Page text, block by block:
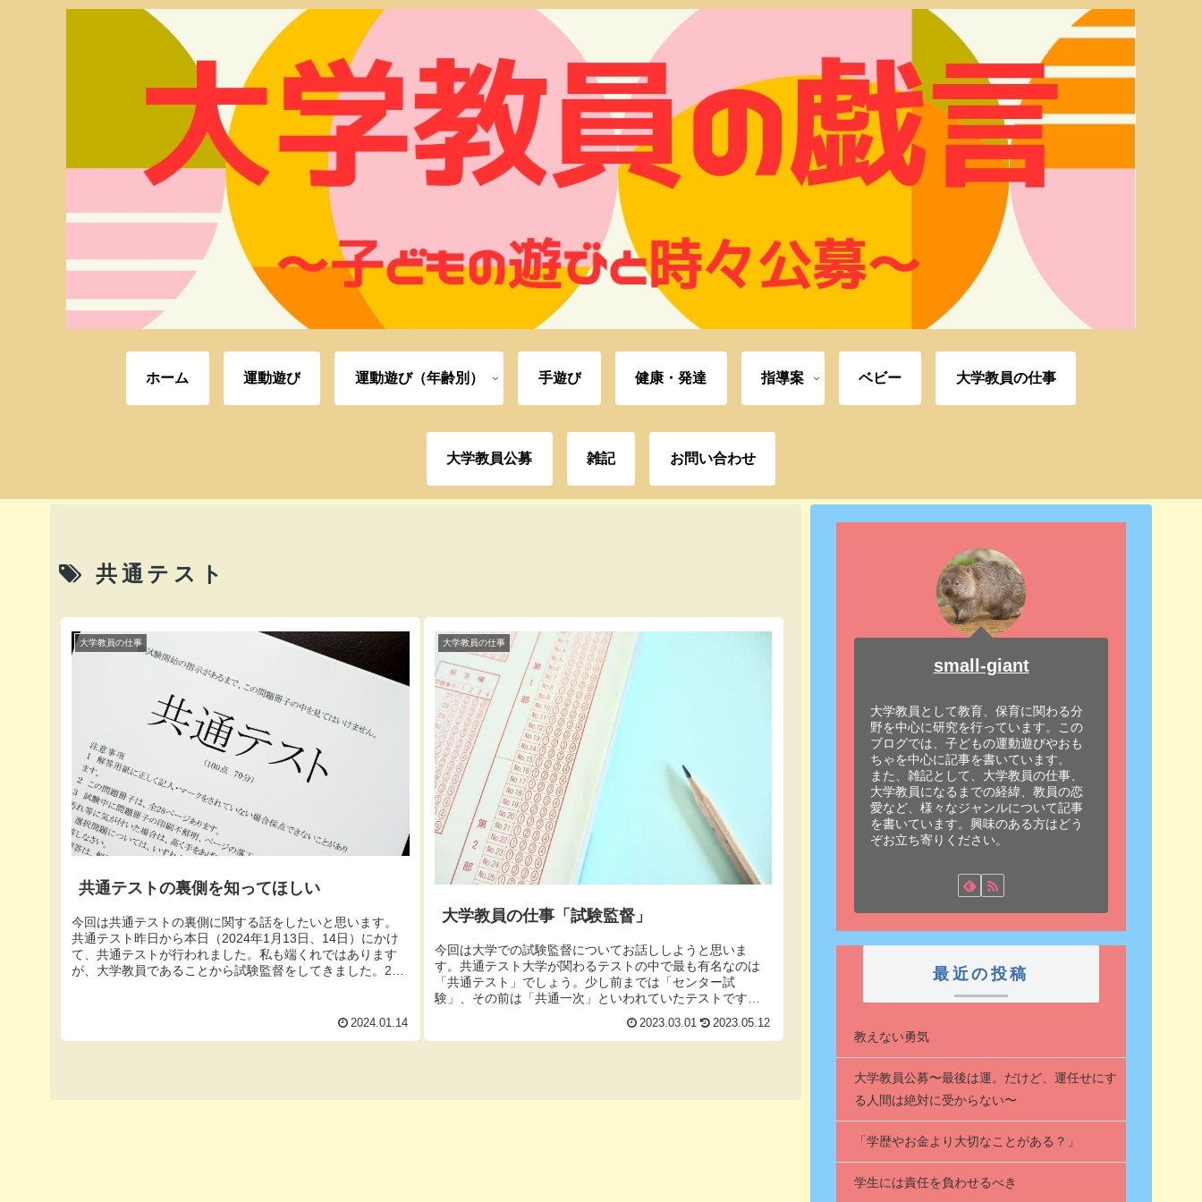
ホーム 運動遊び 運動遊び（年齢別） 手遊び 健康・発達 指導案 ベビー 大学教員の仕事
大学教員公募 雑記 お問い合わせ
共通テスト
大学教員の仕事
共通テストの裏側を知ってほしい
今回は共通テストの裏側に関する話をしたいと思います。
共通テスト昨日から本日（2024年1月13日、14日）にかけ
て、共通テストが行われました。私も端くれではあります
が、大学教員であることから試験監督をしてきました。2週
2024.01.14
大学教員の仕事
大学教員の仕事「試験監督」
今回は大学での試験監督についてお話ししようと思いま
す。共通テスト大学が関わるテストの中で最も有名なのは
「共通テスト」でしょう。少し前までは「センター試
験」、その前は「共通一次」といわれていたテストです。
2023.03.01 2023.05.12
small-giant
大学教員として教育、保育に関わる分
野を中心に研究を行っています。この
ブログでは、子どもの運動遊びやおも
ちゃを中心に記事を書いています。
また、雑記として、大学教員の仕事、
大学教員になるまでの経緯、教員の恋
愛など、様々なジャンルについて記事
を書いています。興味のある方はどう
ぞお立ち寄りください。
最近の投稿
教えない勇気
大学教員公募〜最後は運。だけど、運任せにす
る人間は絶対に受からない〜
「学歴やお金より大切なことがある？」
学生には責任を負わせるべき